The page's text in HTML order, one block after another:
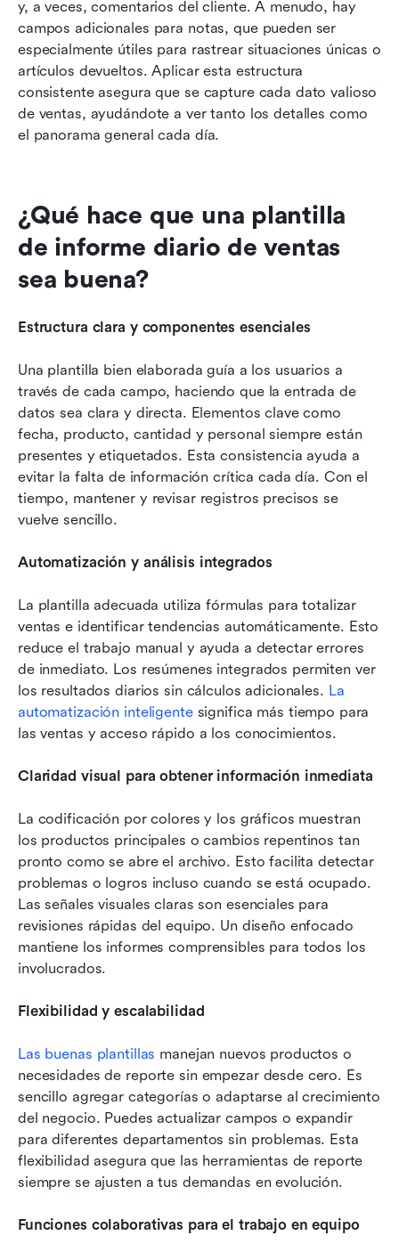
y, a veces, comentarios del cliente. A menudo, hay
campos adicionales para notas, que pueden ser
especialmente útiles para rastrear situaciones únicas o
artículos devueltos. Aplicar esta estructura
consistente asegura que se capture cada dato valioso
de ventas, ayudándote a ver tanto los detalles como
el panorama general cada día.
¿Qué hace que una plantilla
de informe diario de ventas
sea buena?
Estructura clara y componentes esenciales
Una plantilla bien elaborada guía a los usuarios a
través de cada campo, haciendo que la entrada de
datos sea clara y directa. Elementos clave como
fecha, producto, cantidad y personal siempre están
presentes y etiquetados. Esta consistencia ayuda a
evitar la falta de información crítica cada día. Con el
tiempo, mantener y revisar registros precisos se
vuelve sencillo.
Automatización y análisis integrados
La plantilla adecuada utiliza fórmulas para totalizar
ventas e identificar tendencias automáticamente. Esto
reduce el trabajo manual y ayuda a detectar errores
de inmediato. Los resúmenes integrados permiten ver
los resultados diarios sin cálculos adicionales. La
automatización inteligente significa más tiempo para
las ventas y acceso rápido a los conocimientos.
Claridad visual para obtener información inmediata
La codificación por colores y los gráficos muestran
los productos principales o cambios repentinos tan
pronto como se abre el archivo. Esto facilita detectar
problemas o logros incluso cuando se está ocupado.
Las señales visuales claras son esenciales para
revisiones rápidas del equipo. Un diseño enfocado
mantiene los informes comprensibles para todos los
involucrados.
Flexibilidad y escalabilidad
Las buenas plantillas manejan nuevos productos o
necesidades de reporte sin empezar desde cero. Es
sencillo agregar categorías o adaptarse al crecimiento
del negocio. Puedes actualizar campos o expandir
para diferentes departamentos sin problemas. Esta
flexibilidad asegura que las herramientas de reporte
siempre se ajusten a tus demandas en evolución.
Funciones colaborativas para el trabajo en equipo